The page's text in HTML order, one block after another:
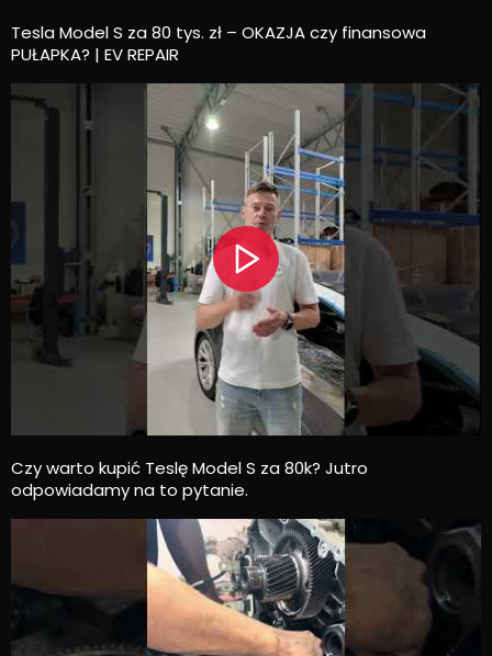
Tesla Model S za 80 tys. zł – OKAZJA czy finansowa
PUŁAPKA? | EV REPAIR
Czy warto kupić Teslę Model S za 80k? Jutro
odpowiadamy na to pytanie.